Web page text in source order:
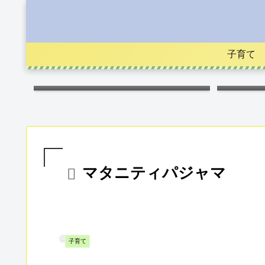
子育て
マタニティパジャマ
子育て